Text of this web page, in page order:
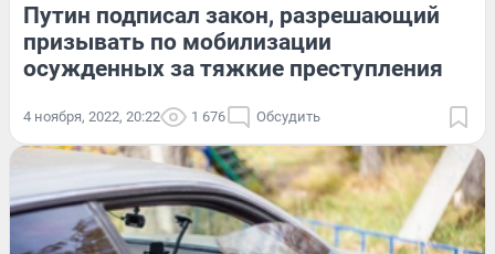
Путин подписал закон, разрешающий
призывать по мобилизации
осужденных за тяжкие преступления
4 ноября, 2022, 20:22 1 676 Обсудить